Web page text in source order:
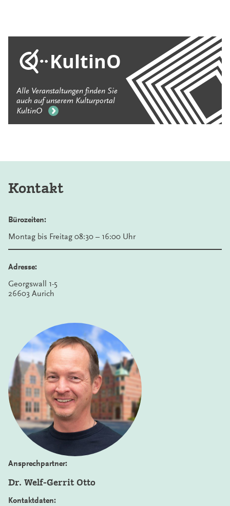
KultinO
Alle Veranstaltungen finden Sie
auch auf unserem Kulturportal
KultinO
Kontakt
Bürozeiten:
Montag bis Freitag 08:30 – 16:00 Uhr
Adresse:
Georgswall 1-5
26603 Aurich
Ansprechpartner:
Dr. Welf-Gerrit Otto
Kontaktdaten: